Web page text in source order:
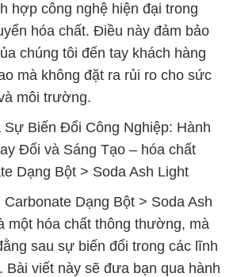
hợp công nghệ hiện đại trong
hóa chất. Điều này đảm bảo
chúng tôi đến tay khách hàng
mà không đặt ra rủi ro cho sức
môi trường.
Sự Biến Đổi Công Nghiệp: Hành
Đổi và Sáng Tạo – hóa chất
Dạng Bột > Soda Ash Light
Carbonate Dạng Bột > Soda Ash
một hóa chất thông thường, mà
sau sự biến đổi trong các lĩnh
Bài viết này sẽ đưa bạn qua hành